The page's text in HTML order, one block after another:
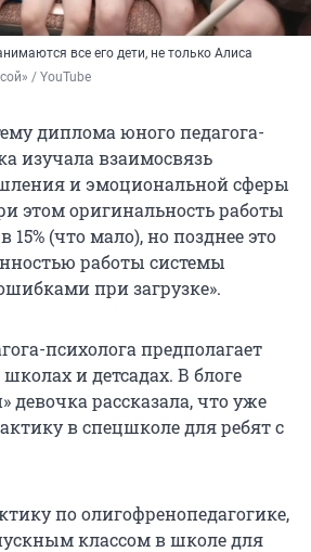
все его дети, не только Алиса
/ YouTube
диплома юного педагога-
изучала взаимосвязь
и эмоциональной сферы
этом оригинальность работы
15% (что мало), но позднее это
работы системы
при загрузке».
психолога предполагает
и детсадах. В блоге
девочка рассказала, что уже
в спецшколе для ребят с
по олигофренопедагогике,
классом в школе для